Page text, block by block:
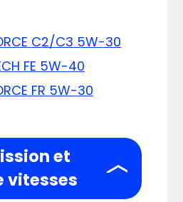
C2/C3 5W-30
FE 5W-40
FR 5W-30
et
vitesses